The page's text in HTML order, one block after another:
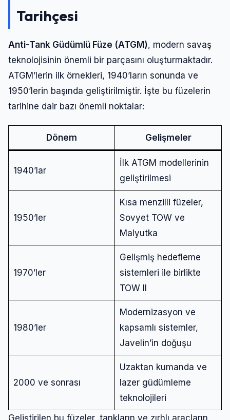
Tarihçesi
Anti-Tank Güdümlü Füze (ATGM), modern savaş
teknolojisinin önemli bir parçasını oluşturmaktadır.
ATGM’lerin ilk örnekleri, 1940’ların sonunda ve
1950’lerin başında geliştirilmiştir. İşte bu füzelerin
tarihine dair bazı önemli noktalar:
Dönem Gelişmeler
1940’lar
İlk ATGM modellerinin
geliştirilmesi
1950’ler
Kısa menzilli füzeler,
Sovyet TOW ve
Malyutka
1970’ler
Gelişmiş hedefleme
sistemleri ile birlikte
TOW II
1980’ler
Modernizasyon ve
kapsamlı sistemler,
Javelin’in doğuşu
2000 ve sonrası
Uzaktan kumanda ve
lazer güdümleme
teknolojileri